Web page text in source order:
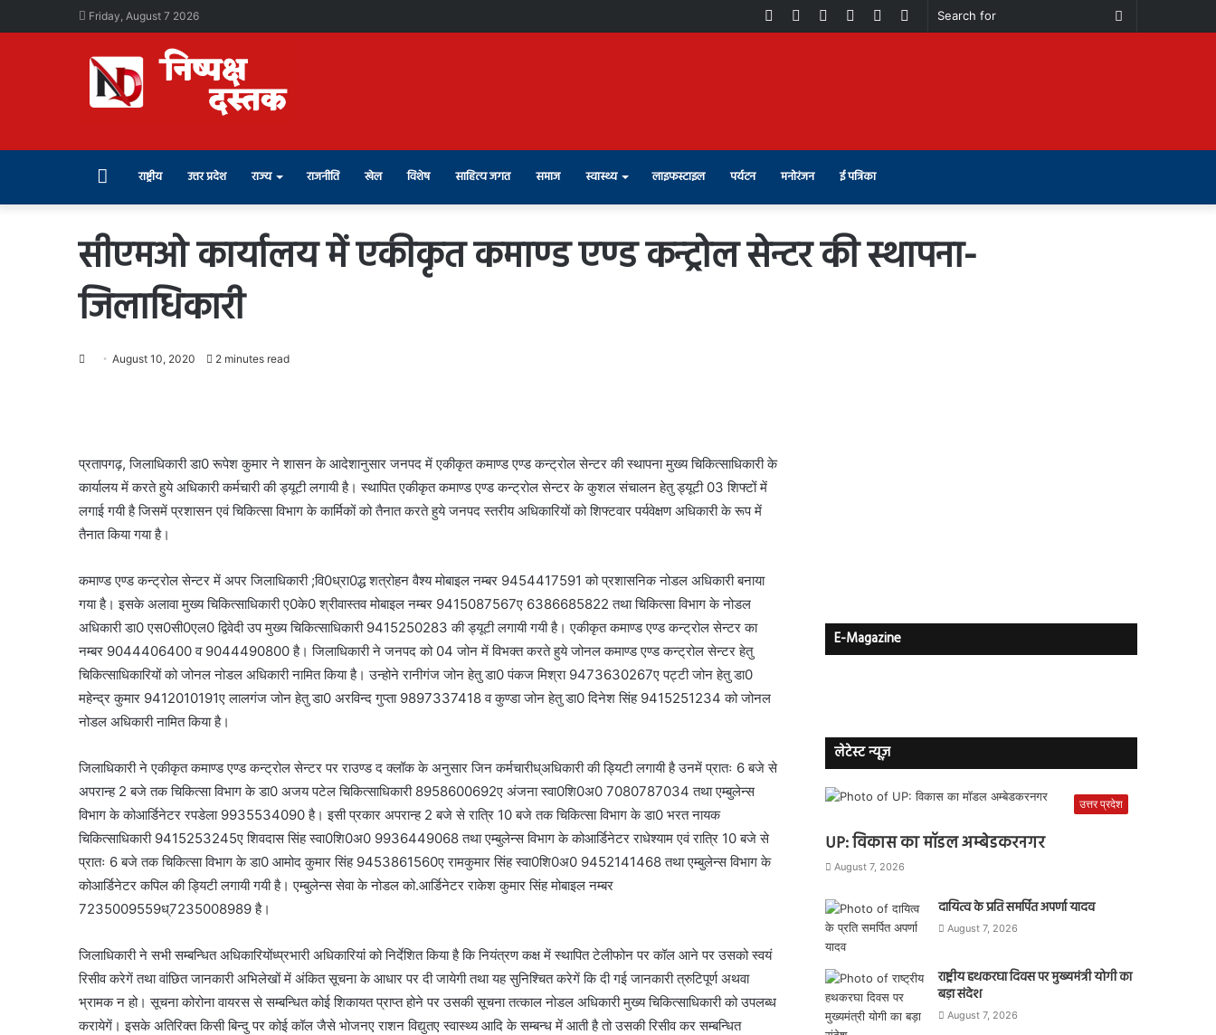
Friday, August 7 2026
Search
Switch
Telegram
Instagram
Youtube
Facebook
राष्ट्रीय उत्तर प्रदेश राज्य राजनीति खेल विशेष साहित्य जगत समाज स्वास्थ्य लाइफस्टाइल पर्यटन मनोरंजन ई पत्रिका
सीएमओ कार्यालय में एकीकृत कमाण्ड एण्ड कन्ट्रोल सेन्टर की स्थापना-
जिलाधिकारी
August 10, 2020 2 minutes read
प्रतापगढ़, जिलाधिकारी डा0 रूपेश कुमार ने शासन के आदेशानुसार जनपद में एकीकृत कमाण्ड एण्ड कन्ट्रोल सेन्टर की स्थापना मुख्य चिकित्साधिकारी के
कार्यालय में करते हुये अधिकारी कर्मचारी की ड्यूटी लगायी है। स्थापित एकीकृत कमाण्ड एण्ड कन्ट्रोल सेन्टर के कुशल संचालन हेतु ड्यूटी 03 शिफ्टों में
लगाई गयी है जिसमें प्रशासन एवं चिकित्सा विभाग के कार्मिकों को तैनात करते हुये जनपद स्तरीय अधिकारियों को शिफ्टवार पर्यवेक्षण अधिकारी के रूप में
तैनात किया गया है।
कमाण्ड एण्ड कन्ट्रोल सेन्टर में अपर जिलाधिकारी ;वि0ध्रा0द्ध शत्रोहन वैश्य मोबाइल नम्बर 9454417591 को प्रशासनिक नोडल अधिकारी बनाया
गया है। इसके अलावा मुख्य चिकित्साधिकारी ए0के0 श्रीवास्तव मोबाइल नम्बर 9415087567ए 6386685822 तथा चिकित्सा विभाग के नोडल
अधिकारी डा0 एस0सी0एल0 द्विवेदी उप मुख्य चिकित्साधिकारी 9415250283 की ड्यूटी लगायी गयी है। एकीकृत कमाण्ड एण्ड कन्ट्रोल सेन्टर का
नम्बर 9044406400 व 9044490800 है। जिलाधिकारी ने जनपद को 04 जोन में विभक्त करते हुये जोनल कमाण्ड एण्ड कन्ट्रोल सेन्टर हेतु
चिकित्साधिकारियों को जोनल नोडल अधिकारी नामित किया है। उन्होने रानीगंज जोन हेतु डा0 पंकज मिश्रा 9473630267ए पट्टी जोन हेतु डा0
महेन्द्र कुमार 9412010191ए लालगंज जोन हेतु डा0 अरविन्द गुप्ता 9897337418 व कुण्डा जोन हेतु डा0 दिनेश सिंह 9415251234 को जोनल
नोडल अधिकारी नामित किया है।
जिलाधिकारी ने एकीकृत कमाण्ड एण्ड कन्ट्रोल सेन्टर पर राउण्ड द क्लॉक के अनुसार जिन कर्मचारीध्अधिकारी की ड्यिटी लगायी है उनमें प्रातः 6 बजे से
अपरान्ह 2 बजे तक चिकित्सा विभाग के डा0 अजय पटेल चिकित्साधिकारी 8958600692ए अंजना स्वा0शि0अ0 7080787034 तथा एम्बुलेन्स
विभाग के कोआर्डिनेटर रपडेला 9935534090 है। इसी प्रकार अपरान्ह 2 बजे से रात्रि 10 बजे तक चिकित्सा विभाग के डा0 भरत नायक
चिकित्साधिकारी 9415253245ए शिवदास सिंह स्वा0शि0अ0 9936449068 तथा एम्बुलेन्स विभाग के कोआर्डिनेटर राधेश्याम एवं रात्रि 10 बजे से
प्रातः 6 बजे तक चिकित्सा विभाग के डा0 आमोद कुमार सिंह 9453861560ए रामकुमार सिंह स्वा0शि0अ0 9452141468 तथा एम्बुलेन्स विभाग के
कोआर्डिनेटर कपिल की ड्यिटी लगायी गयी है। एम्बुलेन्स सेवा के नोडल को.आर्डिनेटर राकेश कुमार सिंह मोबाइल नम्बर
7235009559ध्7235008989 है।
जिलाधिकारी ने सभी सम्बन्धित अधिकारियोंध्प्रभारी अधिकारियांं को निर्देशित किया है कि नियंत्रण कक्ष में स्थापित टेलीफोन पर कॉल आने पर उसको स्वयं
रिसीव करेगें तथा वांछित जानकारी अभिलेखों में अंकित सूचना के आधार पर दी जायेगी तथा यह सुनिश्चित करेगें कि दी गई जानकारी त्रुटिपूर्ण अथवा
भ्रामक न हो। सूचना कोरोना वायरस से सम्बन्धित कोई शिकायत प्राप्त होने पर उसकी सूचना तत्काल नोडल अधिकारी मुख्य चिकित्साधिकारी को उपलब्ध
करायेगें। इसके अतिरिक्त किसी बिन्दु पर कोई कॉल जैसे भोजनए राशन विद्युतए स्वास्थ्य आदि के सम्बन्ध में आती है तो उसकी रिसीव कर सम्बन्धित
E-Magazine
लेटेस्ट न्यूज़
उत्तर प्रदेश
UP: विकास का मॉडल अम्बेडकरनगर
August 7, 2026
दायित्व के प्रति समर्पित अपर्णा यादव
August 7, 2026
राष्ट्रीय हथकरघा दिवस पर मुख्यमंत्री योगी का
बड़ा संदेश
August 7, 2026